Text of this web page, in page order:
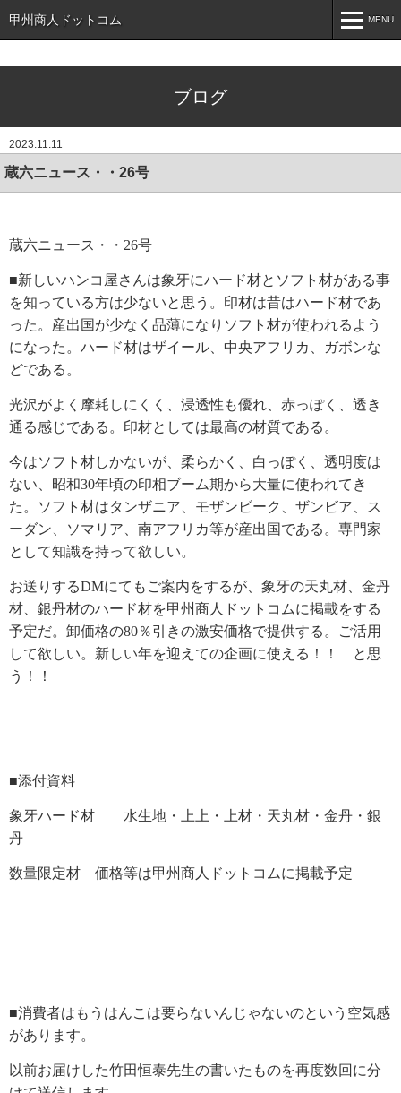
甲州商人ドットコム MENU
売りたい方へFor Sell
お知らせNEWS
こんなもの探しています SEARCH
お問い合わせ CONTACT
オンラインショップ
ブログ
2023.11.11
蔵六ニュース・・26号
蔵六ニュース・・ 26号
■新しいハンコ屋さんは象牙にハード材とソフト材がある事
を知っている方は少ないと思う。印材は昔はハード材であ
った。産出国が少なく品薄になりソフト材が使われるよう
になった。ハード材はザイール、中央アフリカ、ガボンな
どである。
光沢がよく摩耗しにくく、浸透性も優れ、赤っぽく、透き
通る感じである。印材としては最高の材質である。
今はソフト材しかないが、柔らかく、白っぽく、透明度は
ない、昭和30年頃の印相ブーム期から大量に使われてき
た。ソフト材はタンザニア、モザンビーク、ザンビア、ス
ーダン、ソマリア、南アフリカ等が産出国である。専門家
として知識を持って欲しい。
お送りするDMにてもご案内をするが、象牙の天丸材、金丹
材、銀丹材のハード材を甲州商人ドットコムに掲載をする
予定だ。卸価格の80％引きの激安価格で提供する。ご活用
して欲しい。新しい年を迎えての企画に使える！！ と思
う！！
■添付資料
象牙ハード材 水生地・上上・上材・天丸材・金丹・銀
丹
数量限定材 価格等は甲州商人ドットコムに掲載予定
■消費者はもうはんこは要らないんじゃないのという空気感
があります。
以前お届けした竹田恒泰先生の書いたものを再度数回に分